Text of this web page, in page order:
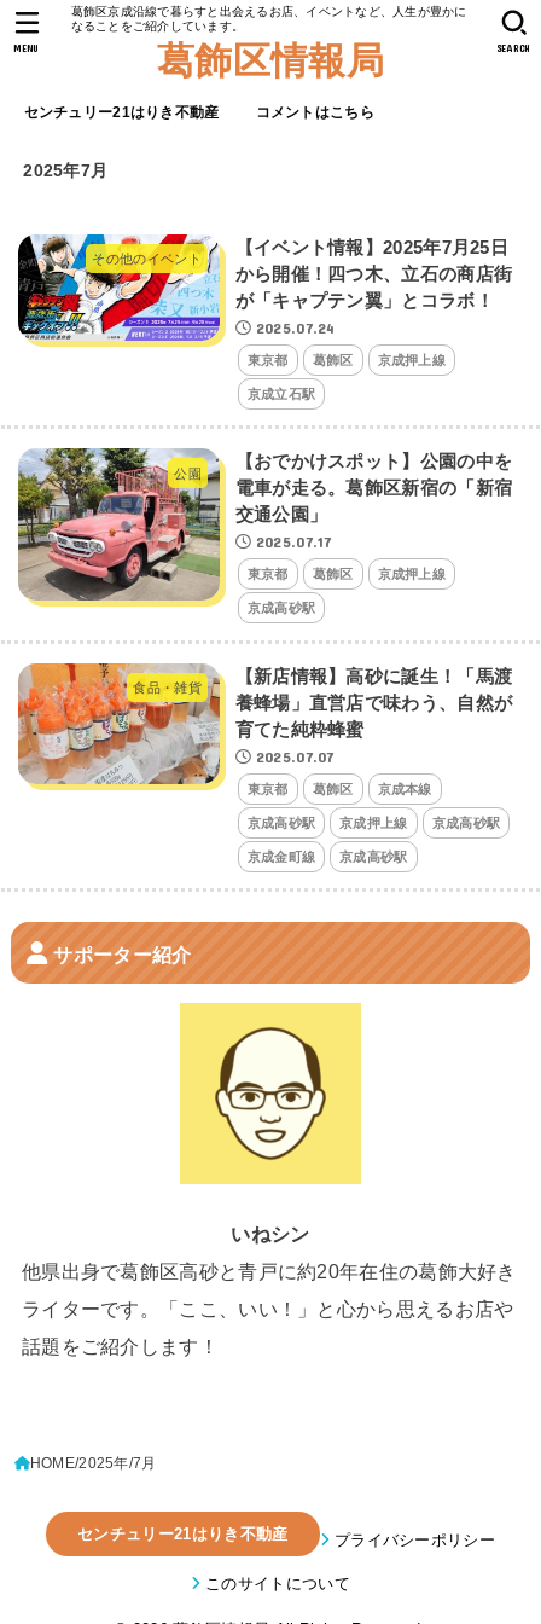
葛飾区京成沿線で暮らすと出会えるお店、イベントなど、人生が豊かに
なることをご紹介しています。
葛飾区情報局
センチュリー21はりき不動産 コメントはこちら
SEARCH
MENU
2025年7月
その他のイベント
【イベント情報】2025年7月25日
から開催！四つ木、立石の商店街
が「キャプテン翼」とコラボ！
2025.07.24
東京都 葛飾区 京成押上線
京成立石駅
公園
【おでかけスポット】公園の中を
電車が走る。葛飾区新宿の「新宿
交通公園」
2025.07.17
東京都 葛飾区 京成押上線
京成高砂駅
食品・雑貨
【新店情報】高砂に誕生！「馬渡
養蜂場」直営店で味わう、自然が
育てた純粋蜂蜜
2025.07.07
東京都 葛飾区 京成本線
京成高砂駅 京成押上線 京成高砂駅
京成金町線 京成高砂駅
サポーター紹介
いねシン
他県出身で葛飾区高砂と青戸に約20年在住の葛飾大好き
ライターです。「ここ、いい！」と心から思えるお店や
話題をご紹介します！
HOME 2025年 7月
センチュリー21はりき不動産 プライバシーポリシー
このサイトについて